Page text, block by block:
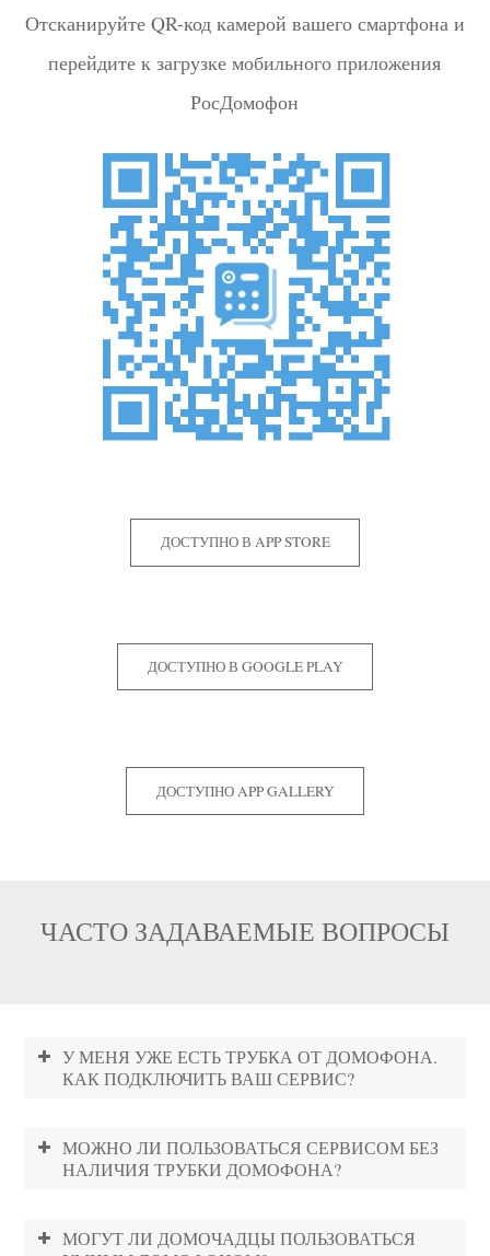
Отсканируйте QR-код камерой вашего смартфона и
перейдите к загрузке мобильного приложения
РосДомофон
ДОСТУПНО В APP STORE
ДОСТУПНО В GOOGLE PLAY
ДОСТУПНО APP GALLERY
ЧАСТО ЗАДАВАЕМЫЕ ВОПРОСЫ
У МЕНЯ УЖЕ ЕСТЬ ТРУБКА ОТ ДОМОФОНА.
КАК ПОДКЛЮЧИТЬ ВАШ СЕРВИС?
МОЖНО ЛИ ПОЛЬЗОВАТЬСЯ СЕРВИСОМ БЕЗ
НАЛИЧИЯ ТРУБКИ ДОМОФОНА?
МОГУТ ЛИ ДОМОЧАДЦЫ ПОЛЬЗОВАТЬСЯ